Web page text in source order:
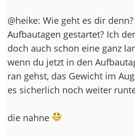
@heike: Wie geht es dir
Aufbautagen gestartet? Ich
doch auch schon eine ganz
wenn du jetzt in den
ran gehst, das Gewicht im
es sicherlich noch weiter
die nahne